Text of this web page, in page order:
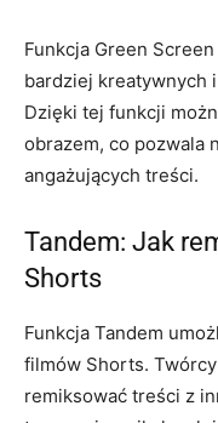
Funkcja Green
bardziej kreatywnych
Dzięki tej funkcji
obrazem, co pozwala
angażujących treści.
Tandem: Jak
Shorts
Funkcja Tandem
filmów Shorts.
remiksować treści z